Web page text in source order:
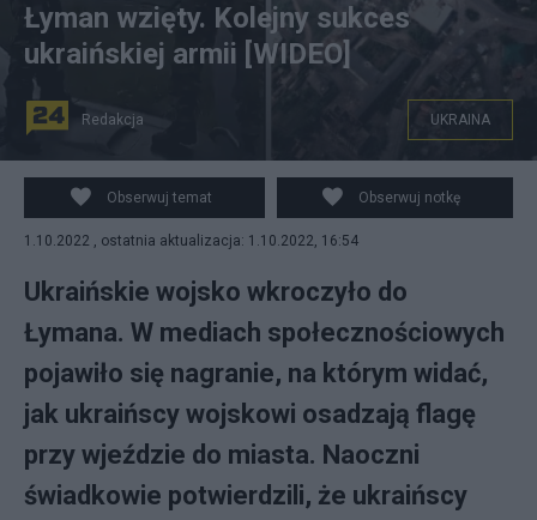
W sieci pojawiło się nagranie pokazujące żołnierzy
wieszających ukraińską flagę przy wjeździe do miasta.
Fot. Twitter
Łyman wzięty. Kolejny sukces
ukraińskiej armii [WIDEO]
Redakcja UKRAINA
Obserwuj temat Obserwuj notkę
1.10.2022 , ostatnia aktualizacja: 1.10.2022, 16:54
Ukraińskie wojsko wkroczyło do
Łymana. W mediach społecznościowych
pojawiło się nagranie, na którym widać,
jak ukraińscy wojskowi osadzają flagę
przy wjeździe do miasta. Naoczni
świadkowie potwierdzili, że ukraińscy